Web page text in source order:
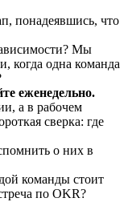
понадеявшись, что
Мы
когда одна команда
еженедельно.
а в рабочем
сверка: где
о них в
команды стоит
по OKR?